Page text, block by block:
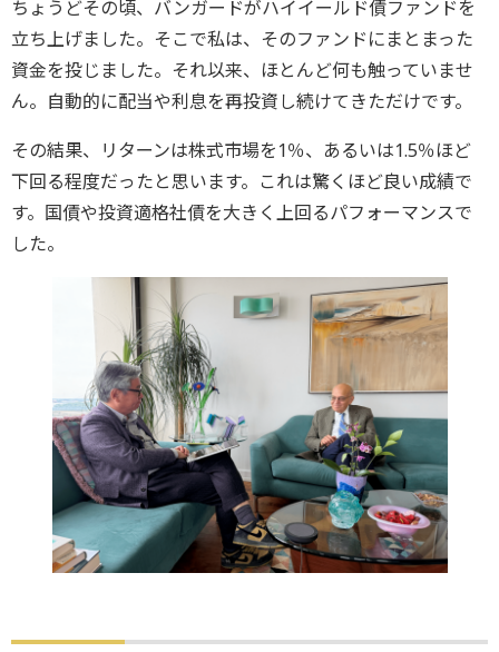
ちょうどその頃、バンガードがハイイールド債ファンドを
立ち上げました。そこで私は、そのファンドにまとまった
資金を投じました。それ以来、ほとんど何も触っていませ
ん。自動的に配当や利息を再投資し続けてきただけです。
その結果、リターンは株式市場を1％、あるいは1.5％ほど
下回る程度だったと思います。これは驚くほど良い成績で
す。国債や投資適格社債を大きく上回るパフォーマンスで
した。